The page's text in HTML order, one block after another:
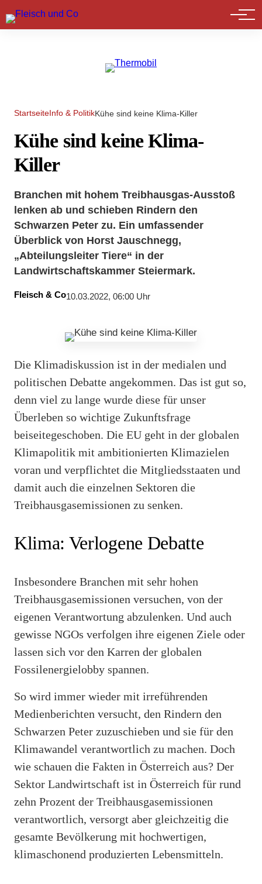
Marktführer
StartseiteInfo & PolitikKühe sind keine Klima-Killer
Kühe sind keine Klima-
Killer
Branchen mit hohem Treibhausgas-Ausstoß
lenken ab und schieben Rindern den
Schwarzen Peter zu. Ein umfassender
Überblick von Horst Jauschnegg,
„Abteilungsleiter Tiere“ in der
Landwirtschaftskammer Steiermark.
Fleisch & Co10.03.2022, 06:00 Uhr
Die Klimadiskussion ist in der medialen und
politischen Debatte angekommen. Das ist gut so,
denn viel zu lange wurde diese für unser
Überleben so wichtige Zukunftsfrage
beiseitegeschoben. Die EU geht in der globalen
Klimapolitik mit ambitionierten Klimazielen
voran und verpflichtet die Mitgliedsstaaten und
damit auch die einzelnen Sektoren die
Treibhausgasemissionen zu senken.
Klima: Verlogene Debatte
Insbesondere Branchen mit sehr hohen
Treibhausgasemissionen versuchen, von der
eigenen Verantwortung abzulenken. Und auch
gewisse NGOs verfolgen ihre eigenen Ziele oder
lassen sich vor den Karren der globalen
Fossilenergielobby spannen.
So wird immer wieder mit irreführenden
Medienberichten versucht, den Rindern den
Schwarzen Peter zuzuschieben und sie für den
Klimawandel verantwortlich zu machen. Doch
wie schauen die Fakten in Österreich aus? Der
Sektor Landwirtschaft ist in Österreich für rund
zehn Prozent der Treibhausgasemissionen
verantwortlich, versorgt aber gleichzeitig die
gesamte Bevölkerung mit hochwertigen,
klimaschonend produzierten Lebensmitteln.